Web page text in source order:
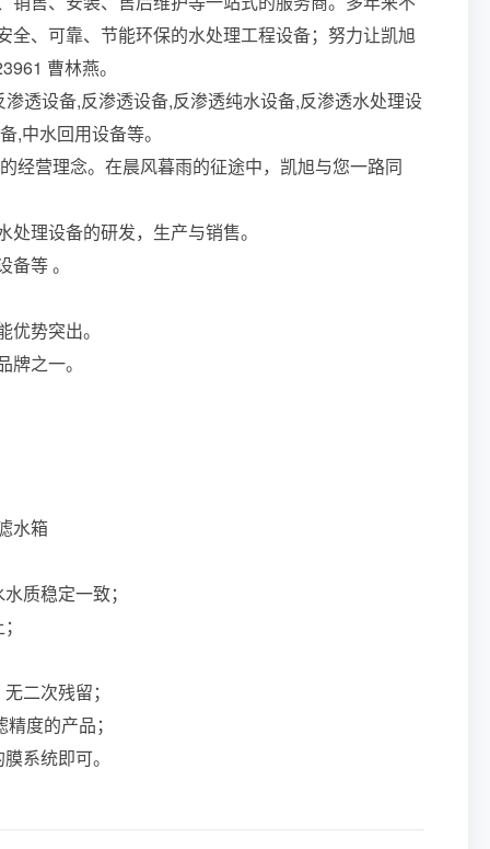
、可靠、节能环保的水处理工程设备；努力让凯旭
曹林燕。
透设备,反渗透设备,反渗透纯水设备,反渗透水处理设
,中水回用设备等。
经营理念。在晨风暮雨的征途中，凯旭与您一路同
理设备的研发，生产与销售。
等 。
势突出。
之一。
水箱
质稳定一致；
二次残留；
度的产品；
系统即可。